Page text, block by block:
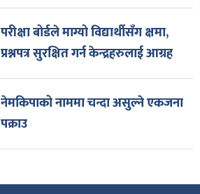
परीक्षा बोर्डले माग्यो विद्यार्थीसँग क्षमा,
प्रश्नपत्र सुरक्षित गर्न केन्द्रहरुलाई आग्रह
नेमकिपाको नाममा चन्दा असुल्ने एकजना
पक्राउ